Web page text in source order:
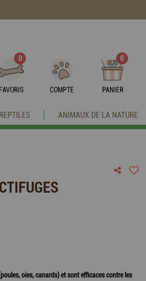
0
FAVORIS COMPTE
0
PANIER
REPTILES ANIMAUX DE LA NATURE
oies, canards) et sont efficaces contre les